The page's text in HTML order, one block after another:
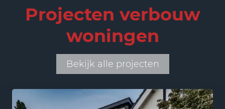
Projecten verbouw
woningen
Bekijk alle projecten